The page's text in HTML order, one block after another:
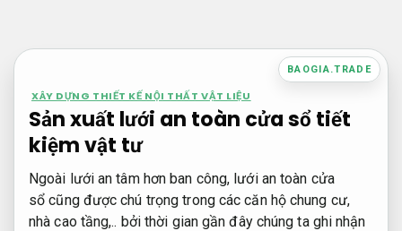
nội
BAOGIA.TRADE
XÂY DỰNG THIẾT KẾ NỘI THẤT VẬT LIỆU
Sản xuất lưới an toàn cửa sổ tiết
kiệm vật tư
Ngoài lưới an tâm hơn ban công, lưới an toàn cửa
sổ cũng được chú trọng trong các căn hộ chung cư,
nhà cao tầng,.. bởi thời gian gần đây chúng ta ghi nhận